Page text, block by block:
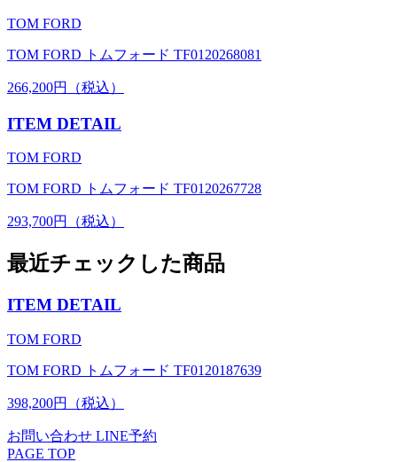
TOM FORD
TOM FORD トムフォード TF0120268081
266,200円（税込）
ITEM DETAIL
TOM FORD
TOM FORD トムフォード TF0120267728
293,700円（税込）
最近チェックした商品
ITEM DETAIL
TOM FORD
TOM FORD トムフォード TF0120187639
398,200円（税込）
お問い合わせ LINE予約
PAGE TOP